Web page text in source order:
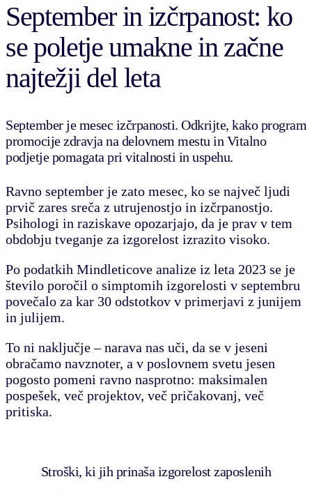
September in izčrpanost: ko
se poletje umakne in začne
najtežji del leta
September je mesec izčrpanosti. Odkrijte, kako program
promocije zdravja na delovnem mestu in Vitalno
podjetje pomagata pri vitalnosti in uspehu.
Ravno september je zato mesec, ko se največ ljudi
prvič zares sreča z utrujenostjo in izčrpanostjo.
Psihologi in raziskave opozarjajo, da je prav v tem
obdobju tveganje za izgorelost izrazito visoko.
Po podatkih Mindleticove analize iz leta 2023 se je
število poročil o simptomih izgorelosti v septembru
povečalo za kar 30 odstotkov v primerjavi z junijem
in julijem.
To ni naključje – narava nas uči, da se v jeseni
obračamo navznoter, a v poslovnem svetu jesen
pogosto pomeni ravno nasprotno: maksimalen
pospešek, več projektov, več pričakovanj, več
pritiska.
Stroški, ki jih prinaša izgorelost zaposlenih